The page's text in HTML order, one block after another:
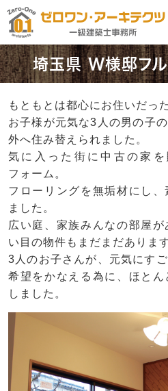
埼玉県 W様邸フル
もともとは都心にお住いだっ
お子様が元気な3人の男の子
外へ住み替えられました。
気に入った街に中古の家
フォーム。
フローリングを無垢材にし
ました。
広い庭、家族みんなの部屋
い目の物件もまだまだあります
3人のお子さんが、元気にす
希望をかなえる為に、ほと
しました。